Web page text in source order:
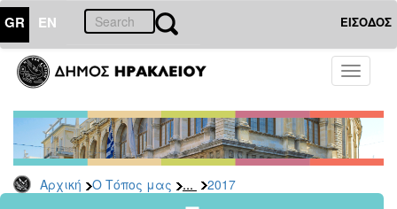
GR EN ΕΙΣΟΔΟΣ
Toggle
Αρχική Ο Τόπος μας ... 2017
ΤΟΠΟΣ
ΜΑΣ
Ανακοινώσεις
Αρχείο
2026